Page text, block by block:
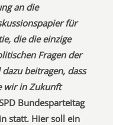
an die
für
die die einzige
Fragen der
beitragen, dass
wir in Zukunft
Bundesparteitag
statt. Hier soll ein